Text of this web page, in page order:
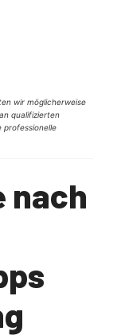
wir möglicherweise
qualifizierten
professionelle
nach